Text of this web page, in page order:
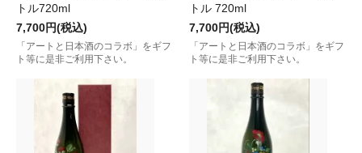
トル720ml
7,700円(税込)
「アートと日本酒のコラボ」をギフ
ト等に是非ご利用下さい。
トル 720ml
7,700円(税込)
「アートと日本酒のコラボ」をギフ
ト等に是非ご利用下さい。